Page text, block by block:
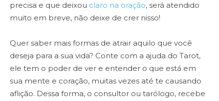
precisa e que deixou claro na oração, será atendido
muito em breve, não deixe de crer nisso!
Quer saber mais formas de atrair aquilo que você
deseja para a sua vida? Conte com a ajuda do Tarot,
ele tem o poder de ver e entender o que está em
sua mente e coração, muitas vezes até te causando
aflição. Dessa forma, o consultor ou tarólogo, recebe